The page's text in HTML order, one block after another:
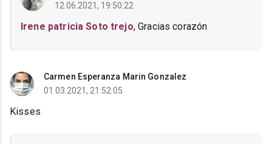
12.06.2021, 19:50:22
Irene patricia Soto trejo, Gracias corazón
Carmen Esperanza Marin Gonzalez
01.03.2021, 21:52:05
Kisses